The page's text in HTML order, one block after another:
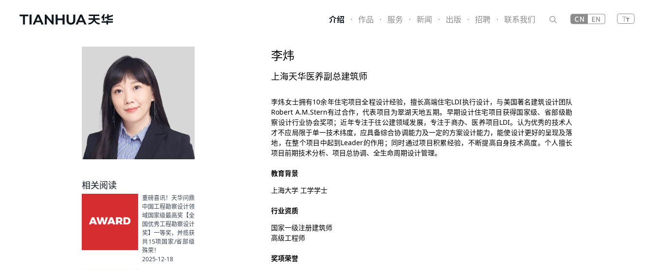
介绍 · 作品 · 服务 · 新闻 · 出版 · 招聘 · 联系我们
相关阅读
重磅喜讯！天华问鼎
中国工程勘察设计领
域国家级最高奖【全
国优秀工程勘察设计
奖】一等奖，并揽获
共15项国家/省部级
殊荣！
2025-12-18
李炜
上海天华医养副总建筑师
李炜女士拥有10余年住宅项目全程设计经验，擅长高端住宅LDI执行设计，与美国著名建筑设计团队
Robert A.M.Stern有过合作，代表项目为翠湖天地五期。早期设计住宅项目获得国家级、省部级勘
察设计行业协会奖项；近年专注于往公建领域发展，专注于商办、医养项目LDI。认为优秀的技术人
才不应局限于单一技术纬度，应具备综合协调能力及一定的方案设计能力，能使设计更好的呈现及落
地，在整个项目中起到Leader的作用；同时通过项目积累经验，不断提高自身技术高度。个人擅长
项目前期技术分析、项目总协调、全生命周期设计管理。
教育背景
上海大学 工学学士
行业资质
国家一级注册建筑师
高级工程师
奖项荣誉